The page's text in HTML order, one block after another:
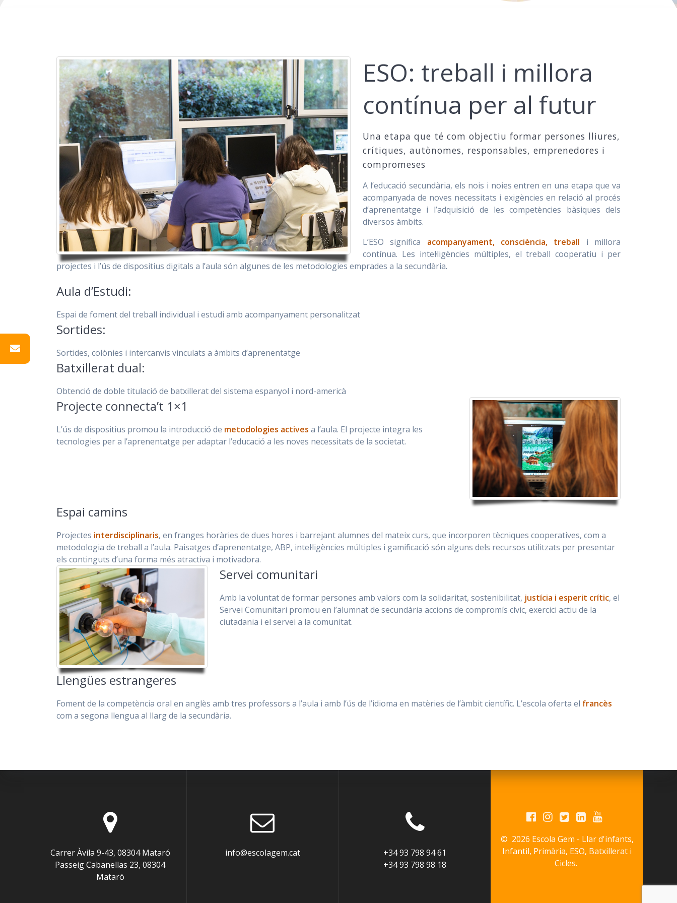
ESO: treball i millora
contínua per al futur
Una etapa que té com objectiu formar persones lliures,
crítiques, autònomes, responsables, emprenedores i
compromeses
A l’educació secundària, els nois i noies entren en una etapa que va
acompanyada de noves necessitats i exigències en relació al procés
d’aprenentatge i l’adquisició de les competències bàsiques dels
diversos àmbits.
L’ESO significa acompanyament, consciència, treball i millora
contínua. Les intel·ligències múltiples, el treball cooperatiu i per
projectes i l’ús de dispositius digitals a l’aula són algunes de les metodologies emprades a la secundària.
Aula d’Estudi:
Espai de foment del treball individual i estudi amb acompanyament personalitzat
Sortides:
Sortides, colònies i intercanvis vinculats a àmbits d’aprenentatge
Batxillerat dual:
Obtenció de doble titulació de batxillerat del sistema espanyol i nord-americà
Projecte connecta’t 1×1
L’ús de dispositius promou la introducció de metodologies actives a l’aula. El projecte integra les
tecnologies per a l’aprenentatge per adaptar l’educació a les noves necessitats de la societat.
Espai camins
Projectes interdisciplinaris, en franges horàries de dues hores i barrejant alumnes del mateix curs, que incorporen tècniques cooperatives, com a
metodologia de treball a l’aula. Paisatges d’aprenentatge, ABP, intel·ligències múltiples i gamificació són alguns dels recursos utilitzats per presentar
els continguts d’una forma més atractiva i motivadora.
Servei comunitari
Amb la voluntat de formar persones amb valors com la solidaritat, sostenibilitat, justícia i esperit crític, el
Servei Comunitari promou en l’alumnat de secundària accions de compromís cívic, exercici actiu de la
ciutadania i el servei a la comunitat.
Llengües estrangeres
Foment de la competència oral en anglès amb tres professors a l’aula i amb l’ús de l’idioma en matèries de l’àmbit científic. L’escola oferta el francès
com a segona llengua al llarg de la secundària.
Carrer Àvila 9-43, 08304 Mataró
Passeig Cabanellas 23, 08304
Mataró
info@escolagem.cat
+34 93 798 94 61
+34 93 798 98 18
© 2026 Escola Gem - Llar d'infants,
Infantil, Primària, ESO, Batxillerat i
Cicles.